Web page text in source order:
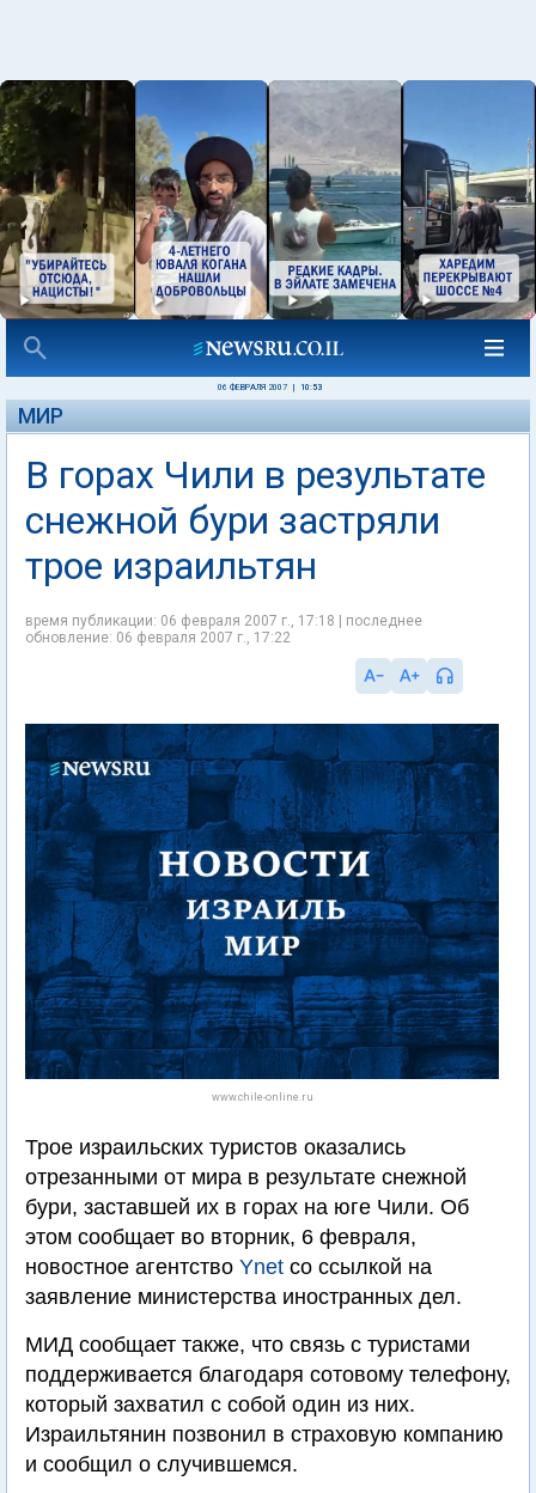
06 ФЕВРАЛЯ 2007 10:53
МИР
В горах Чили в результате
снежной бури застряли
трое израильтян
время публикации: 06 февраля 2007 г., 17:18 | последнее
обновление: 06 февраля 2007 г., 17:22
www.chile-online.ru
Трое израильских туристов оказались
отрезанными от мира в результате снежной
бури, заставшей их в горах на юге Чили. Об
этом сообщает во вторник, 6 февраля,
новостное агентство Ynet со ссылкой на
заявление министерства иностранных дел.
МИД сообщает также, что связь с туристами
поддерживается благодаря сотовому телефону,
который захватил с собой один из них.
Израильтянин позвонил в страховую компанию
и сообщил о случившемся.